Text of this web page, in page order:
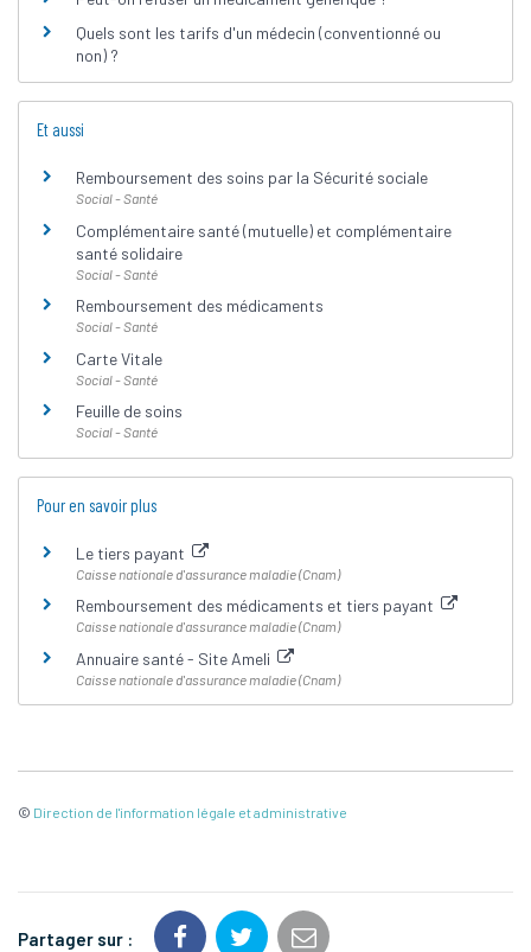
Quels sont les tarifs d'un médecin (conventionné ou
non) ?
Et aussi
Remboursement des soins par la Sécurité sociale
Social - Santé
Complémentaire santé (mutuelle) et complémentaire
santé solidaire
Social - Santé
Remboursement des médicaments
Social - Santé
Carte Vitale
Social - Santé
Feuille de soins
Social - Santé
Pour en savoir plus
Le tiers payant
Caisse nationale d'assurance maladie (Cnam)
Remboursement des médicaments et tiers payant
Caisse nationale d'assurance maladie (Cnam)
Annuaire santé - Site Ameli
Caisse nationale d'assurance maladie (Cnam)
© Direction de l'information légale et administrative
Partager sur :